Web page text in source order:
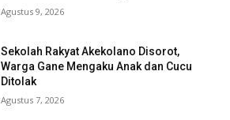
Agustus 9, 2026
Sekolah Rakyat Akekolano Disorot,
Warga Gane Mengaku Anak dan Cucu
Ditolak
Agustus 7, 2026